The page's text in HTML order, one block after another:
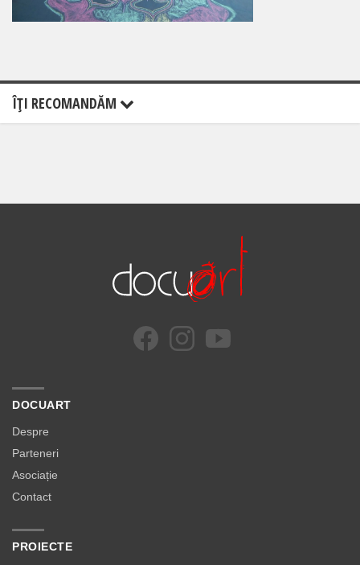
ÎŢI RECOMANDĂM
DOCUART
Despre
Parteneri
Asociație
Contact
PROIECTE